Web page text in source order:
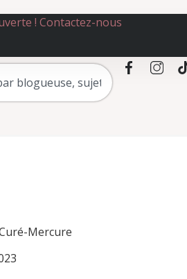
! Contactez-nous
Mercure